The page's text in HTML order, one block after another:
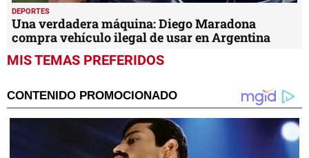
DEPORTES
Una verdadera máquina: Diego Maradona
compra vehículo ilegal de usar en Argentina
MIS TEMAS PREFERIDOS